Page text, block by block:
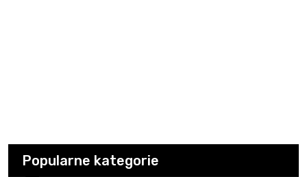
Popularne kategorie